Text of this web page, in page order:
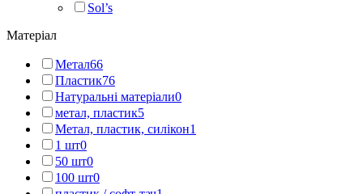
Sol’s
Матеріал
Метал66
Пластик76
Натуральні матеріали0
метал, пластик5
Метал, пластик, силікон1
1 шт0
50 шт0
100 шт0